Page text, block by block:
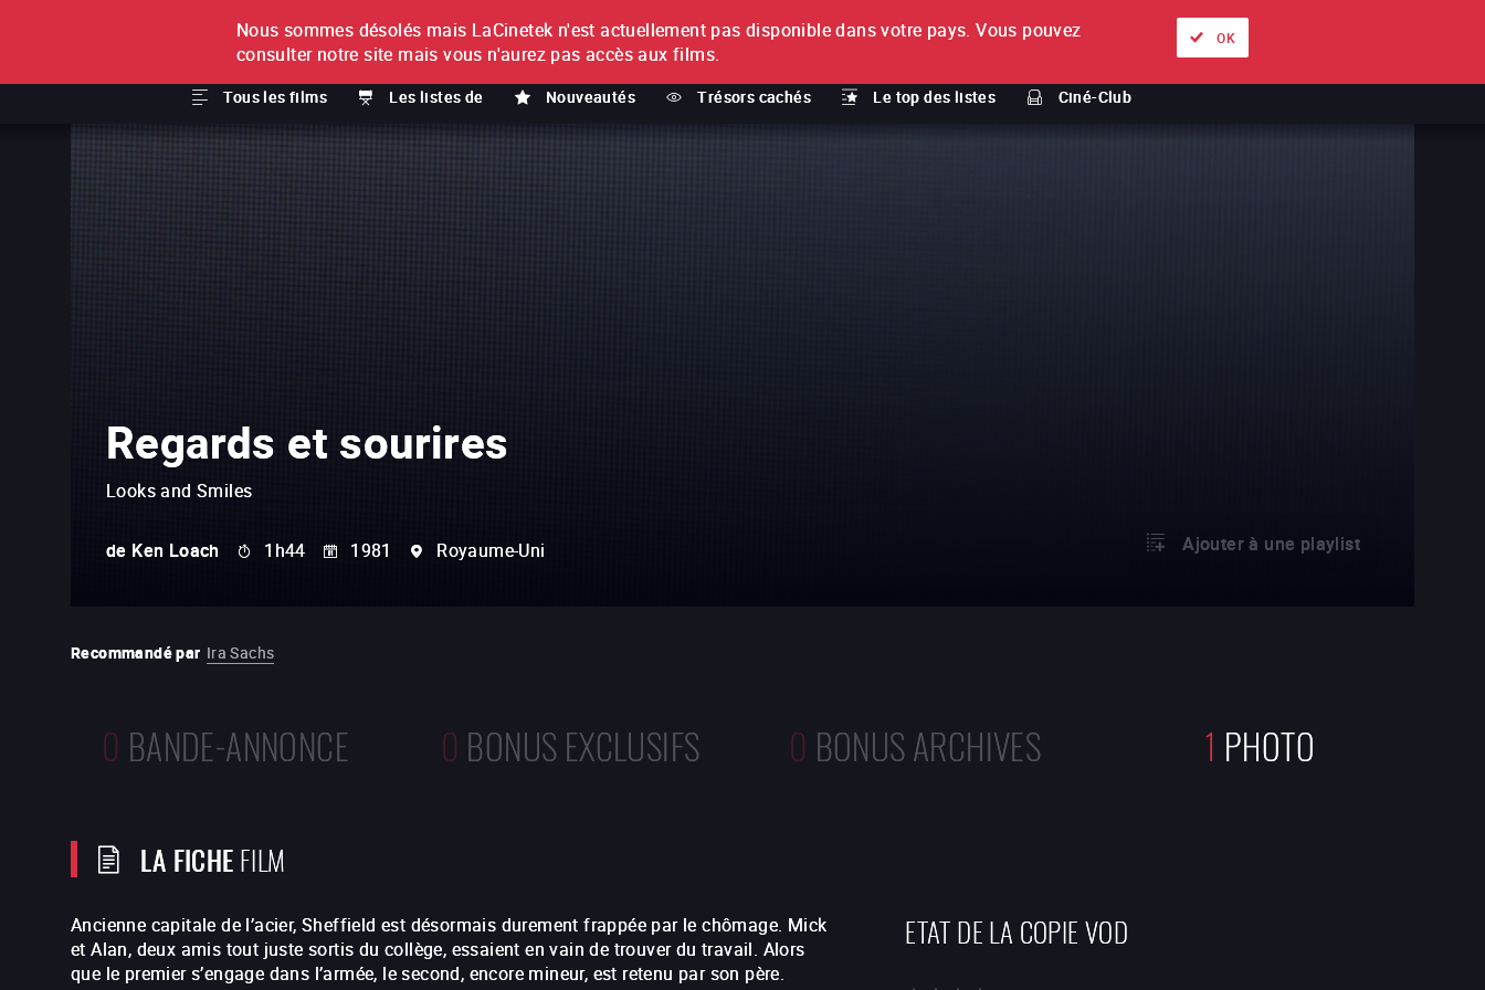
À L'UNITÉ
Tous les films Les listes de Nouveautés Trésors cachés Le top des listes Ciné-Club
ABONNEMENT À propos Nos offres
Regards et sourires
Looks and Smiles
de Ken Loach 1h44 1981 Royaume-Uni Ajouter à une playlist
Recommandé par Ira Sachs
0 BANDE-ANNONCE 0 BONUS EXCLUSIFS 0 BONUS ARCHIVES 1 PHOTO
LA FICHEFILM
Ancienne capitale de l’acier, Sheffield est désormais durement frappée par le chômage. Mick
et Alan, deux amis tout juste sortis du collège, essaient en vain de trouver du travail. Alors
que le premier s’engage dans l’armée, le second, encore mineur, est retenu par son père.
ETAT DE LA COPIE VOD
Nous sommes désolés mais LaCinetek n'est actuellement pas disponible dans votre pays. Vous pouvez
consulter notre site mais vous n'aurez pas accès aux films.
OK